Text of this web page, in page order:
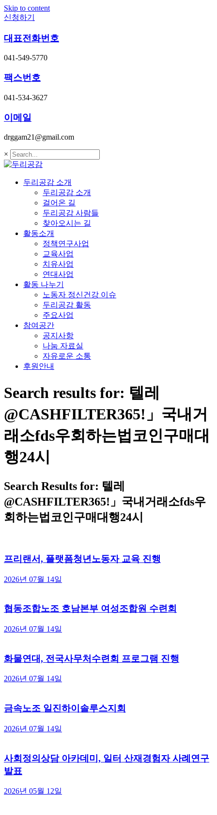
Skip to content
신청하기
대표전화번호
041-549-5770
팩스번호
041-534-3627
이메일
drggam21@gmail.com
×
두리공감 소개
두리공감 소개
걸어온 길
두리공감 사람들
찾아오시는 길
활동소개
정책연구사업
교육사업
치유사업
연대사업
활동 나누기
노동자 정신건강 이슈
두리공감 활동
주요사업
참여공간
공지사항
나눔 자료실
자유로운 소통
후원안내
Search results for: 텔레
@CASHFILTER365ǃ」국내거
래소fds우회하는법코인구매대
행24시
Search Results for: 텔레
@CASHFILTER365ǃ」국내거래소fds우
회하는법코인구매대행24시
프리랜서, 플랫폼청년노동자 교육 진행
2026년 07월 14일
협동조합노조 호남본부 여성조합원 수련회
2026년 07월 14일
화물연대, 전국사무처수련회 프로그램 진행
2026년 07월 14일
금속노조 일진하이솔루스지회
2026년 07월 14일
사회정의상담 아카데미, 일터 산재경험자 사례연구
발표
2026년 05월 12일